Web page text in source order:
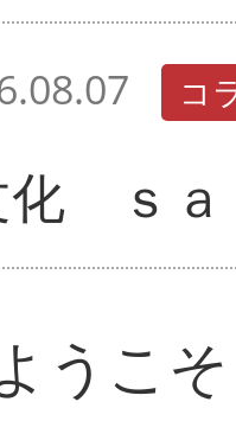
コ
化 ｓ
うこ